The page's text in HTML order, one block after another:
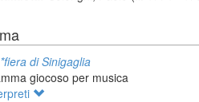
di Sinigaglia
giocoso per musica